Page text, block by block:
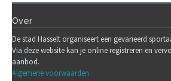
Over
De stad Hasselt organiseert een gevarieerd
Via deze website kan je online registreren en
aanbod.
Algemene voorwaarden